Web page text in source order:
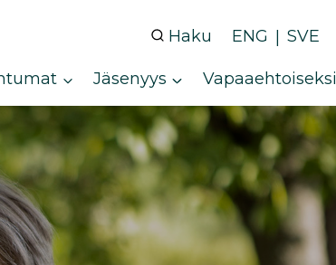
Haku ENG SVE
Jäsenyys Vapaaehtoiseksi